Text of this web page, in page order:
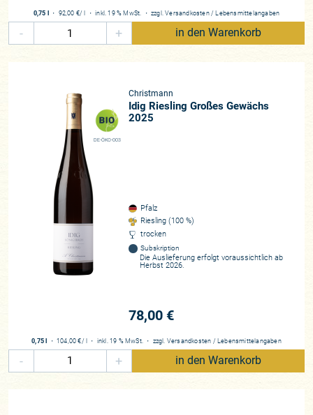
Historie
Weinbaut seit 1580
0,75 l ・ 92,00 €/ l ・inkl. 19 % MwSt. ・ zzgl.Versandkosten / Lebensmittelangaben
- + in den Warenkorb
DE-ÖKO-003
Christmann
Idig Riesling Großes Gewächs
2025
Pfalz
Riesling (100 %)
trocken
Subskription
Die Auslieferung erfolgt voraussichtlich ab
Herbst 2026.
78,00 €
0,75 l ・ 104,00 € / l ・ inkl. 19 % MwSt. ・ zzgl. Versandkosten / Lebensmittelangaben
- + in den Warenkorb